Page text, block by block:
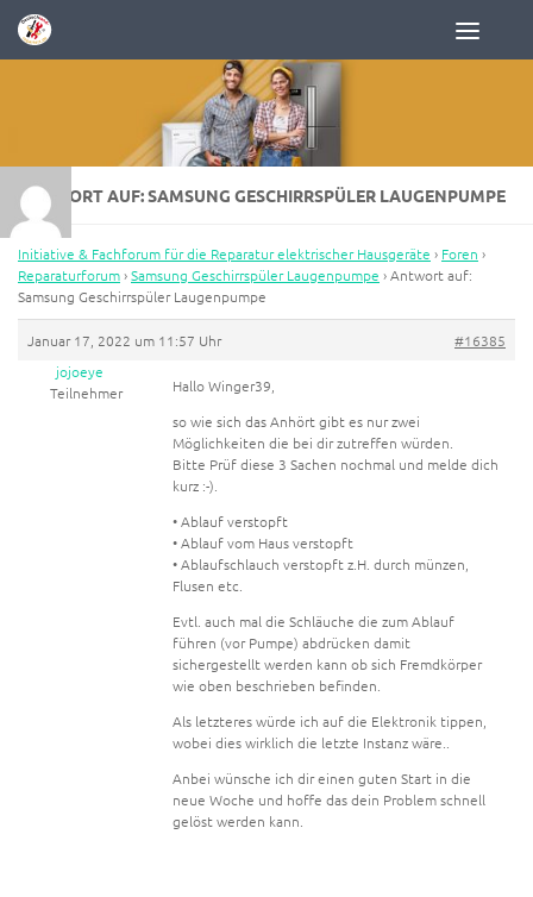
Zum Inhalt springen
ANTWORT AUF: SAMSUNG GESCHIRRSPÜLER LAUGENPUMPE
Initiative & Fachforum für die Reparatur elektrischer Hausgeräte › Foren ›
Reparaturforum›Samsung Geschirrspüler Laugenpumpe ›Antwort auf:
Samsung Geschirrspüler Laugenpumpe
Januar 17, 2022 um 11:57 Uhr
#16385
jojoeye
Teilnehmer
Hallo Winger39,
so wie sich das Anhört gibt es nur zwei
Möglichkeiten die bei dir zutreffen würden.
Bitte Prüf diese 3 Sachen nochmal und melde dich
kurz :-).
• Ablauf verstopft
• Ablauf vom Haus verstopft
• Ablaufschlauch verstopft z.H. durch münzen,
Flusen etc.
Evtl. auch mal die Schläuche die zum Ablauf
führen (vor Pumpe) abdrücken damit
sichergestellt werden kann ob sich Fremdkörper
wie oben beschrieben befinden.
Als letzteres würde ich auf die Elektronik tippen,
wobei dies wirklich die letzte Instanz wäre..
Anbei wünsche ich dir einen guten Start in die
neue Woche und hoffe das dein Problem schnell
gelöst werden kann.